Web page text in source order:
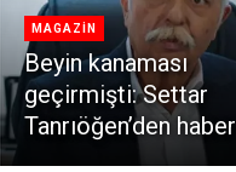
MAGAZİN
Beyin kanaması
geçirmişti: Settar
Tanrıöğen’den